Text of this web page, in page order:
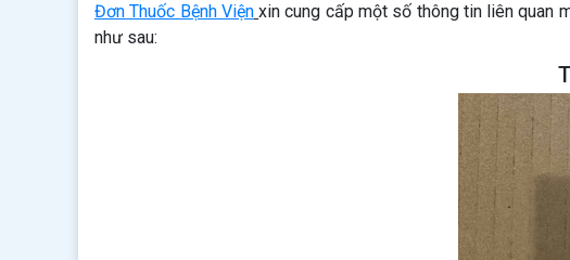
Đơn Thuốc Bệnh Viện xin cung cấp một số thông tin liên quan
như sau: